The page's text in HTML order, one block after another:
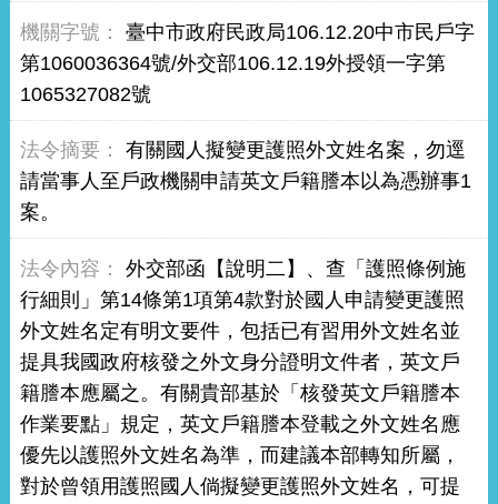
臺中市政府民政局106.12.20中市民戶字
第1060036364號/外交部106.12.19外授領一字第
1065327082號
有關國人擬變更護照外文姓名案，勿逕
請當事人至戶政機關申請英文戶籍謄本以為憑辦事1
案。
外交部函【說明二】、查「護照條例施
行細則」第14條第1項第4款對於國人申請變更護照
外文姓名定有明文要件，包括已有習用外文姓名並
提具我國政府核發之外文身分證明文件者，英文戶
籍謄本應屬之。有關貴部基於「核發英文戶籍謄本
作業要點」規定，英文戶籍謄本登載之外文姓名應
優先以護照外文姓名為準，而建議本部轉知所屬，
對於曾領用護照國人倘擬變更護照外文姓名，可提